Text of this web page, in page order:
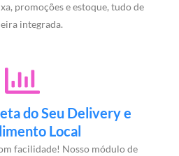
promoções e estoque, tudo de
integrada.
do Seu Delivery e
Local
facilidade! Nosso módulo de